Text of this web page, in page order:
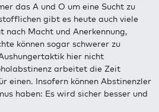
das A und O um eine Sucht zu
gibt es heute auch viele
nach Macht und Anerkennung,
können sogar schwerer zu
hier nicht
arbeitet die Zeit
einen. Insofern können Abstinenzler
haben: Es wird sicher besser und